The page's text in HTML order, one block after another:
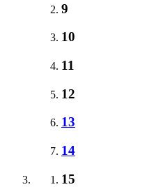
9
10
11
12
13
14
15